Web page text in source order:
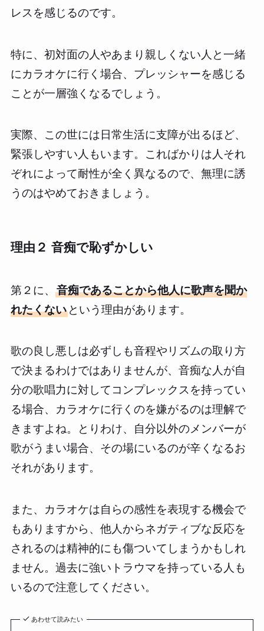
レスを感じるのです。
特に、初対面の人やあまり親しくない人と一緒
にカラオケに行く場合、プレッシャーを感じる
ことが一層強くなるでしょう。
実際、この世には日常生活に支障が出るほど、
緊張しやすい人もいます。こればかりは人それ
ぞれによって耐性が全く異なるので、無理に誘
うのはやめておきましょう。
理由２ 音痴で恥ずかしい
第２に、 音痴であることから他人に歌声を聞か
れたくないという理由があります。
歌の良し悪しは必ずしも音程やリズムの取り方
で決まるわけではありませんが、音痴な人が自
分の歌唱力に対してコンプレックスを持ってい
る場合、カラオケに行くのを嫌がるのは理解で
きますよね。とりわけ、自分以外のメンバーが
歌がうまい場合、その場にいるのが辛くなるお
それがあります。
また、カラオケは自らの感性を表現する機会で
もありますから、他人からネガティブな反応を
されるのは精神的にも傷ついてしまうかもしれ
ません。過去に強いトラウマを持っている人も
いるので注意してください。
あわせて読みたい